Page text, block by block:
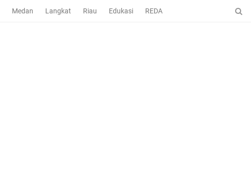
Medan Langkat Riau Edukasi REDAKSI